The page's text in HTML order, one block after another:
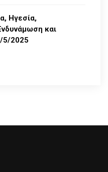
Ηγεσία,
και
5/2025